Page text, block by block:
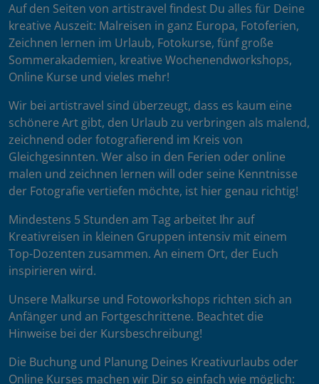
Auf den Seiten von artistravel findest Du alles für Deine
kreative Auszeit: Malreisen in ganz Europa, Fotoferien,
Zeichnen lernen im Urlaub, Fotokurse, fünf große
Sommerakademien, kreative Wochenendworkshops,
Online Kurse und vieles mehr!
Wir bei artistravel sind überzeugt, dass es kaum eine
schönere Art gibt, den Urlaub zu verbringen als malend,
zeichnend oder fotografierend im Kreis von
Gleichgesinnten. Wer also in den Ferien oder online
malen und zeichnen lernen will oder seine Kenntnisse
der Fotografie vertiefen möchte, ist hier genau richtig!
Mindestens 5 Stunden am Tag arbeitet Ihr auf
Kreativreisen in kleinen Gruppen intensiv mit einem
Top-Dozenten zusammen. An einem Ort, der Euch
inspirieren wird.
Unsere Malkurse und Fotoworkshops richten sich an
Anfänger und an Fortgeschrittene. Beachtet die
Hinweise bei der Kursbeschreibung!
Die Buchung und Planung Deines Kreativurlaubs oder
Online Kurses machen wir Dir so einfach wie möglich: